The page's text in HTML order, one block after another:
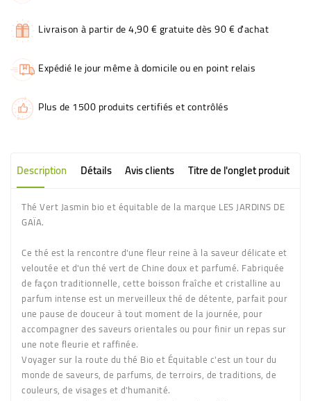
Livraison à partir de 4,90 € gratuite dès 90 € d'achat
Expédié le jour même à domicile ou en point relais
Plus de 1500 produits certifiés et contrôlés
Description Détails Avis clients Titre de l'onglet produit
Thé Vert Jasmin bio et équitable de la marque LES JARDINS DE
GAÏA.
Ce thé est la rencontre d'une fleur reine à la saveur délicate et
veloutée et d'un thé vert de Chine doux et parfumé. Fabriquée
de façon traditionnelle, cette boisson fraîche et cristalline au
parfum intense est un merveilleux thé de détente, parfait pour
une pause de douceur à tout moment de la journée, pour
accompagner des saveurs orientales ou pour finir un repas sur
une note fleurie et raffinée.
Voyager sur la route du thé Bio et Équitable c'est un tour du
monde de saveurs, de parfums, de terroirs, de traditions, de
couleurs, de visages et d'humanité.